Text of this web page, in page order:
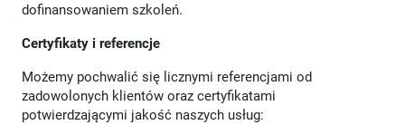
dofinansowaniem szkoleń.
Certyfikaty i referencje
Możemy pochwalić się licznymi referencjami od
zadowolonych klientów oraz certyfikatami
potwierdzającymi jakość naszych usług: